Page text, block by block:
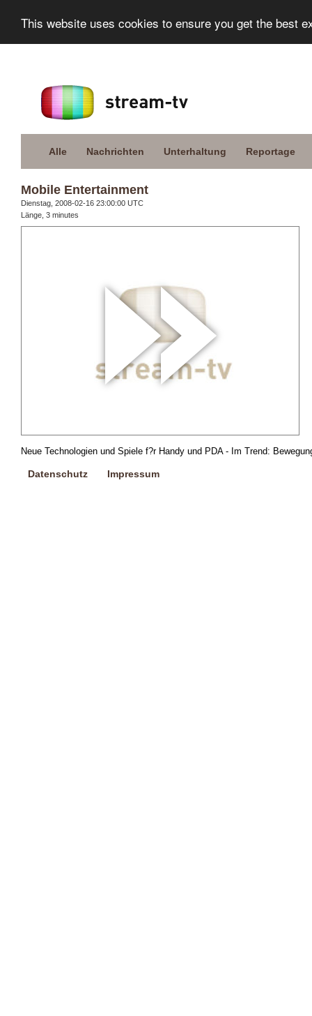
This website uses cookies to ensure you get the best
Alle Nachrichten Unterhaltung Reportage
Mobile Entertainment
Dienstag, 2008-02-16 23:00:00 UTC
Länge, 3 minutes
Neue Technologien und Spiele f?r Handy und PDA - Im Trend:
Datenschutz Impressum